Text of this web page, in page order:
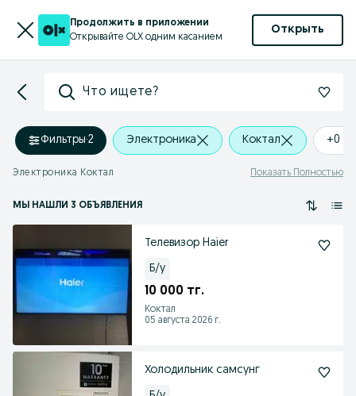
Продолжить в приложении
Открывайте OLX одним касанием
Открыть
Что ищете?
Фильтры·2 Электроника Коктал +0
Электроника Коктал Показать Полностью
МЫ НАШЛИ 3 ОБЪЯВЛЕНИЯ
Телевизор Haier
Б/у
10 000 тг.
Коктал
05 августа 2026 г.
Холодильник самсунг